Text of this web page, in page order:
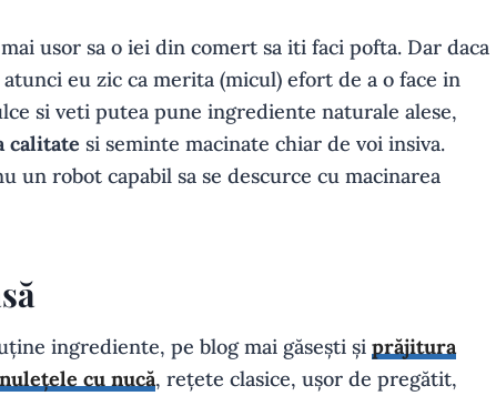
usor sa o iei din comert sa iti faci pofta. Dar daca
eu zic ca merita (micul) efort de a o face in
si veti putea pune ingrediente naturale alese,
calitate si seminte macinate chiar de voi insiva.
un robot capabil sa se descurce cu macinarea
ingrediente, pe blog mai găsești și prăjitura
cu nucă, rețete clasice, ușor de pregătit,